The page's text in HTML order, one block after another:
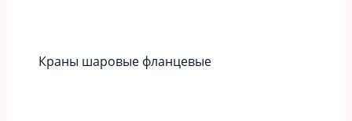
Краны шаровые фланцевые